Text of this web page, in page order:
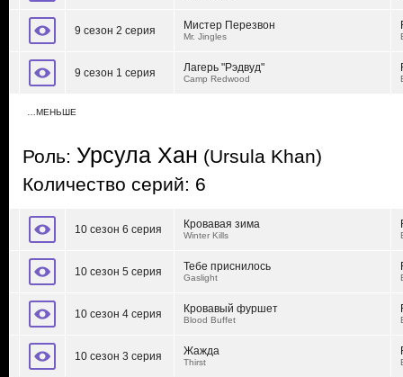
9 сезон 2 серия Мистер Перезвон
Mr. Jingles
9 сезон 1 серия Лагерь "Рэдвуд"
Camp Redwood
…МЕНЬШЕ
Роль: Урсула Хан (Ursula Khan)
Количество серий: 6
10 сезон 6 серия Кровавая зима
Winter Kills
10 сезон 5 серия Тебе приснилось
Gaslight
10 сезон 4 серия Кровавый фуршет
Blood Buffet
10 сезон 3 серия Жажда
Thirst